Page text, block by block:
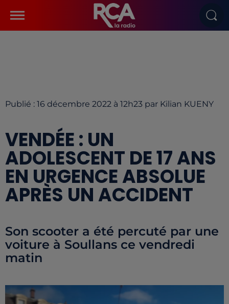
Publié : 16 décembre 2022 à 12h23 par Kilian KUENY
VENDÉE : UN
ADOLESCENT DE 17 ANS
EN URGENCE ABSOLUE
APRÈS UN ACCIDENT
Son scooter a été percuté par une
voiture à Soullans ce vendredi
matin